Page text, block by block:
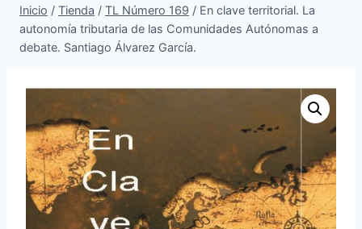
Inicio / Tienda / TL Número 169 / En clave territorial. La
autonomía tributaria de las Comunidades Autónomas a
debate. Santiago Álvarez García.